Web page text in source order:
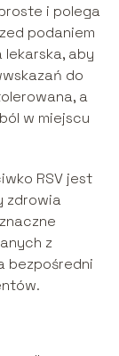
i polega
podaniem
aby
do
a
w miejscu
RSV jest
zdrowia
z
bezpośredni